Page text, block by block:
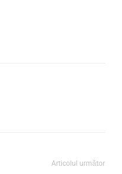
Articolul următor